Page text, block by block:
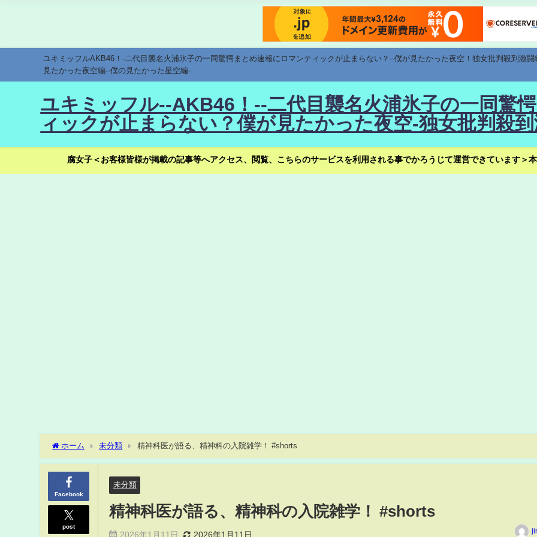
ユキミッフルAKB46！-二代目襲名火浦氷子の一同驚愕まとめ速報にロマンティックが止まらない？--僕が見たかった夜空！独女批判殺到激
見たかった夜空編--僕の見たかった星空編-
ユキミッフル--AKB46！--二代目襲名火浦氷子の一同驚
ィックが止まらない？僕が見たかった夜空-独女批判殺
腐女子＜お客様皆様が掲載の記事等へアクセス、閲覧、こちらのサービスを利用される事でかろうじて運営できています＞
ホーム 未分類 精神科医が語る、精神科の入院雑学！ #shorts
Facebook
post
未分類
精神科医が語る、精神科の入院雑学！ #shorts
2026年1月11日 2026年1月11日